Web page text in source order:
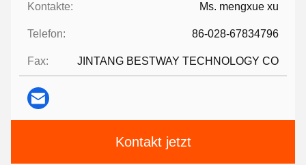
Kontakte: Ms. mengxue xu
Telefon: 86-028-67834796
Fax: JINTANG BESTWAY TECHNOLOGY CO
Kontakt jetzt